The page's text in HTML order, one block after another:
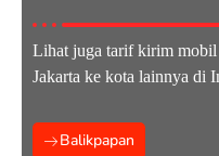
Lihat juga tarif kirim
Jakarta ke kota lainnya di
Balikpapan